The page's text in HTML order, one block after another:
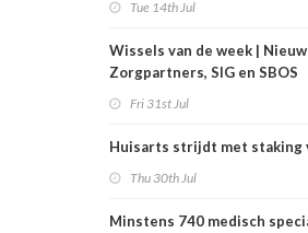
Tue 14th Jul
Wissels van de week |
Zorgpartners, SIG en SBOS
Fri 31st Jul
Huisarts strijdt met staking
Thu 30th Jul
Minstens 740 medisch